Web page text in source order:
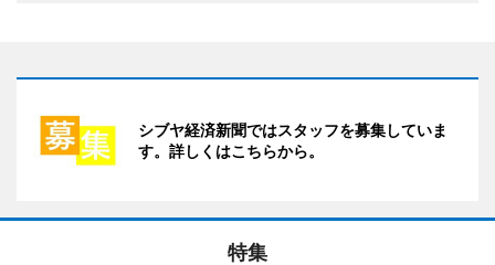
シブヤ経済新聞ではスタッフを募集していま
す。詳しくはこちらから。
特集